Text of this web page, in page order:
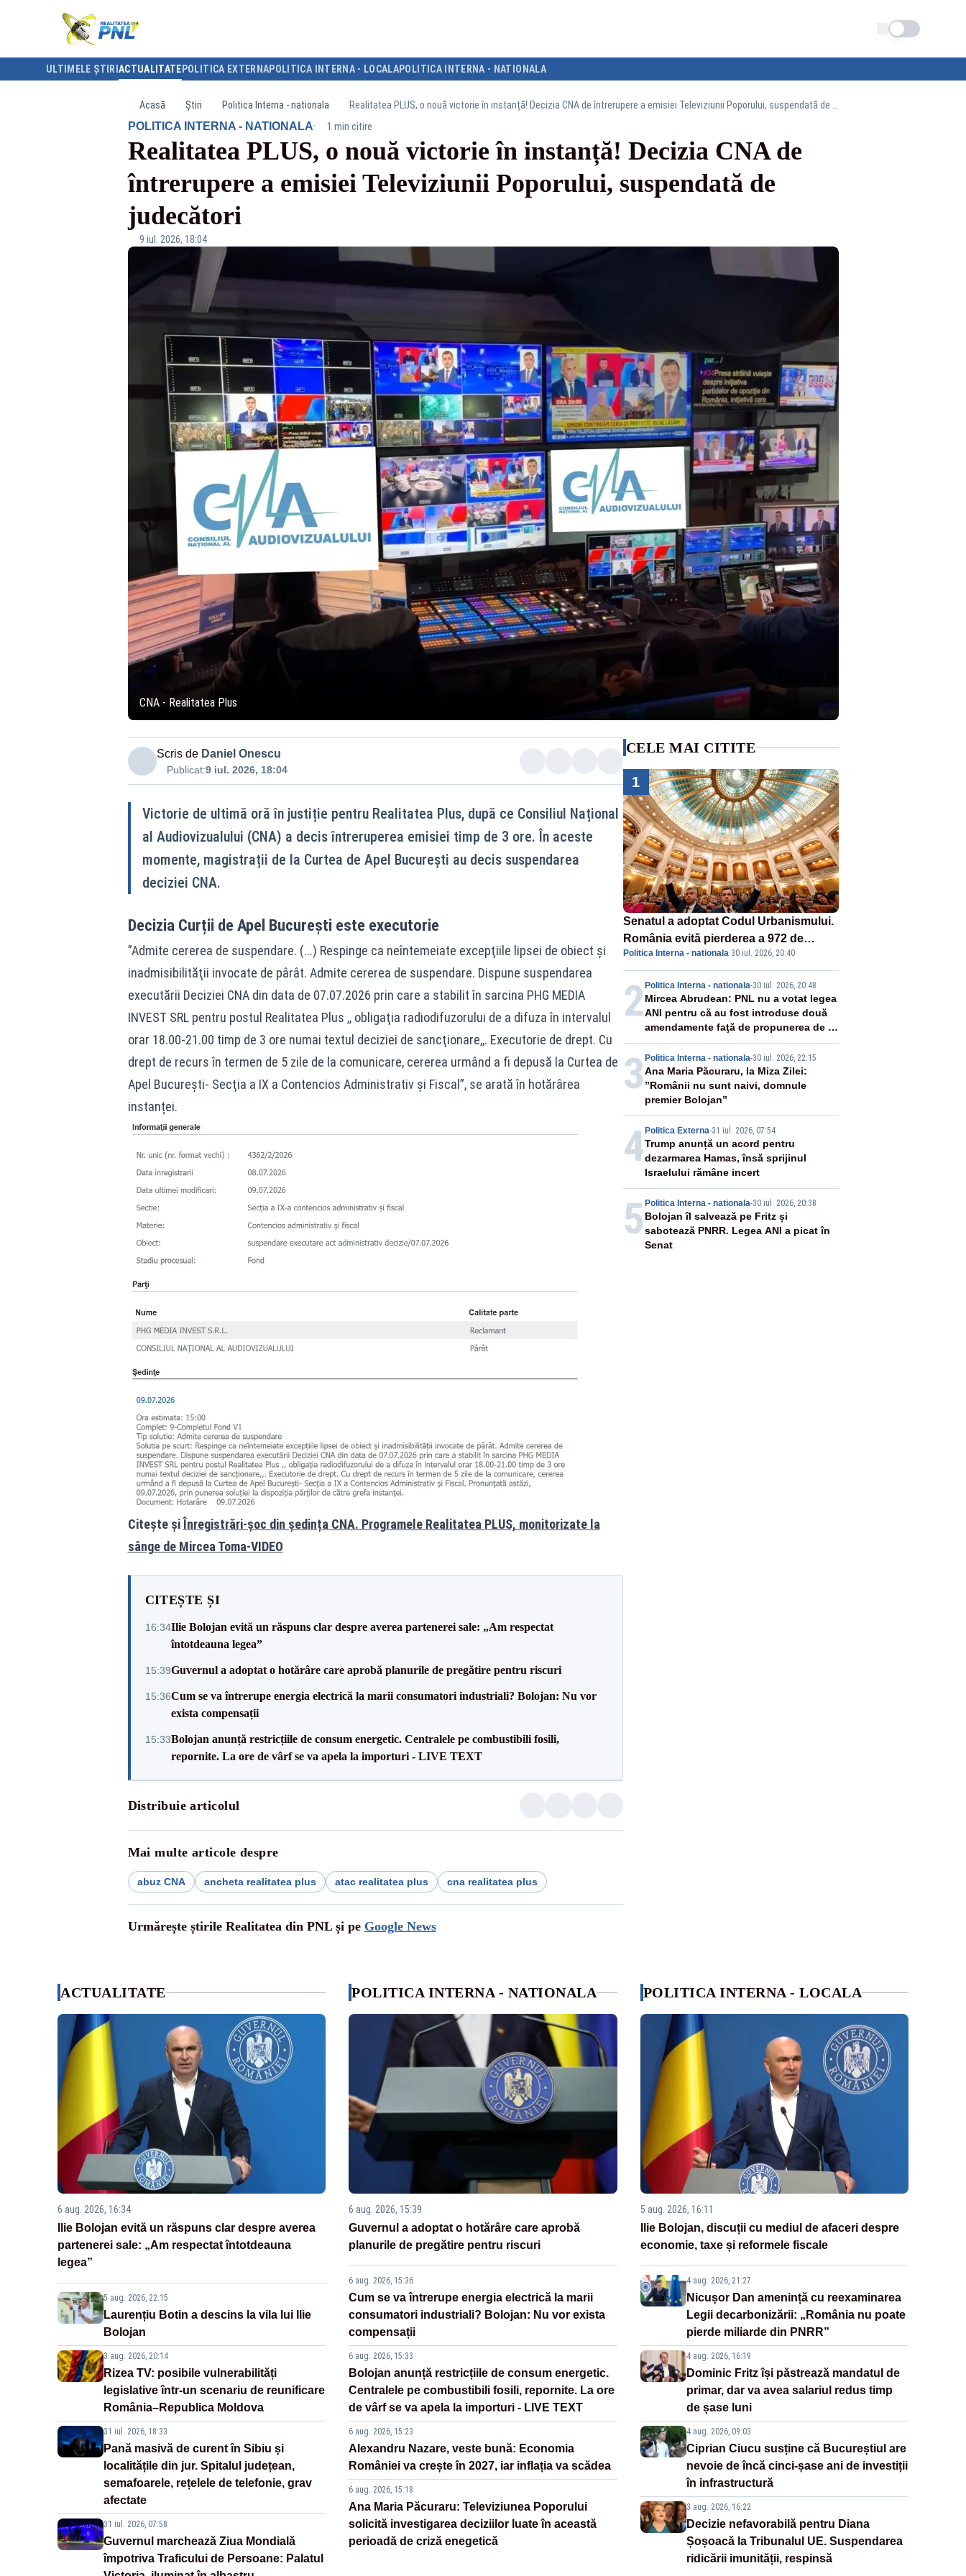
Schimba tema
ULTIMELE ȘTIRI ACTUALITATE POLITICA EXTERNAPOLITICA INTERNA - LOCALAPOLITICA INTERNA - NATIONALA
Acasă Știri Politica Interna - nationala
POLITICA INTERNA - NATIONALA· 1 min citire
Realitatea PLUS, o nouă victorie în instanță! Decizia CNA de
întrerupere a emisiei Televiziunii Poporului, suspendată de
judecători
9 iul. 2026, 18:04
CNA - Realitatea Plus
Scris de Daniel Onescu
Publicat:9 iul. 2026, 18:04
Victorie de ultimă oră în justiție pentru Realitatea Plus, după ce Consiliul Național
al Audiovizualului (CNA) a decis întreruperea emisiei timp de 3 ore. În aceste
momente, magistrații de la Curtea de Apel București au decis suspendarea
deciziei CNA.
Decizia Curții de Apel București este executorie
”Admite cererea de suspendare. (...) Respinge ca neîntemeiate excepţiile lipsei de obiect şi
inadmisibilităţii invocate de pârât. Admite cererea de suspendare. Dispune suspendarea
executării Deciziei CNA din data de 07.07.2026 prin care a stabilit în sarcina PHG MEDIA
INVEST SRL pentru postul Realitatea Plus ,, obligaţia radiodifuzorului de a difuza în intervalul
orar 18.00-21.00 timp de 3 ore numai textul deciziei de sancţionare,,. Executorie de drept. Cu
drept de recurs în termen de 5 zile de la comunicare, cererea urmând a fi depusă la Curtea de
Apel Bucureşti- Secţia a IX a Contencios Administrativ şi Fiscal”, se arată în hotărârea
instanței.
Citește și Înregistrări-șoc din ședința CNA. Programele Realitatea PLUS, monitorizate la
sânge de Mircea Toma-VIDEO
CITEȘTE ȘI
16:34Ilie Bolojan evită un răspuns clar despre averea partenerei sale: „Am respectat
întotdeauna legea”
15:39Guvernul a adoptat o hotărâre care aprobă planurile de pregătire pentru riscuri
15:36Cum se va întrerupe energia electrică la marii consumatori industriali? Bolojan: Nu vor
exista compensații
15:33Bolojan anunță restricțiile de consum energetic. Centralele pe combustibili fosili,
repornite. La ore de vârf se va apela la importuri - LIVE TEXT
Distribuie articolul
Mai multe articole despre
abuz CNA ancheta realitatea plus atac realitatea plus cna realitatea plus
Urmărește știrile Realitatea din PNL și pe Google News
CELE MAI CITITE
1
Senatul a adoptat Codul Urbanismului.
România evită pierderea a 972 de
milioane de euro din PNRR
Politica Interna - nationala·30 iul. 2026, 20:40
2 Politica Interna - nationala-30 iul. 2026, 20:48
Mircea Abrudean: PNL nu a votat legea
ANI pentru că au fost introduse două
amendamente faţă de propunerea de la
Camera Deputaţilor
3 Politica Interna - nationala-30 iul. 2026, 22:15
Ana Maria Păcuraru, la Miza Zilei:
”Românii nu sunt naivi, domnule
premier Bolojan”
4 Politica Externa-31 iul. 2026, 07:54
Trump anunță un acord pentru
dezarmarea Hamas, însă sprijinul
Israelului rămâne incert
5 Politica Interna - nationala-30 iul. 2026, 20:38
Bolojan îl salvează pe Fritz și
sabotează PNRR. Legea ANI a picat în
Senat
ACTUALITATE
6 aug. 2026, 16:34
Ilie Bolojan evită un răspuns clar despre averea
partenerei sale: „Am respectat întotdeauna
legea”
5 aug. 2026, 22:15
Laurențiu Botin a descins la vila lui Ilie
Bolojan
3 aug. 2026, 20:14
Rizea TV: posibile vulnerabilități
legislative într-un scenariu de reunificare
România–Republica Moldova
31 iul. 2026, 18:33
Pană masivă de curent în Sibiu și
localitățile din jur. Spitalul județean,
semafoarele, rețelele de telefonie, grav
afectate
31 iul. 2026, 07:58
Guvernul marchează Ziua Mondială
împotriva Traficului de Persoane: Palatul
POLITICA INTERNA - NATIONALA
6 aug. 2026, 15:39
Guvernul a adoptat o hotărâre care aprobă
planurile de pregătire pentru riscuri
6 aug. 2026, 15:36
Cum se va întrerupe energia electrică la marii
consumatori industriali? Bolojan: Nu vor exista
compensații
6 aug. 2026, 15:33
Bolojan anunță restricțiile de consum energetic.
Centralele pe combustibili fosili, repornite. La ore
de vârf se va apela la importuri - LIVE TEXT
6 aug. 2026, 15:23
Alexandru Nazare, veste bună: Economia
României va crește în 2027, iar inflația va scădea
6 aug. 2026, 15:18
Ana Maria Păcuraru: Televiziunea Poporului
solicită investigarea deciziilor luate în această
perioadă de criză enegetică
POLITICA INTERNA - LOCALA
5 aug. 2026, 16:11
Ilie Bolojan, discuții cu mediul de afaceri despre
economie, taxe și reformele fiscale
4 aug. 2026, 21:27
Nicușor Dan amenință cu reexaminarea
Legii decarbonizării: „România nu poate
pierde miliarde din PNRR”
4 aug. 2026, 16:19
Dominic Fritz își păstrează mandatul de
primar, dar va avea salariul redus timp
de șase luni
4 aug. 2026, 09:03
Ciprian Ciucu susține că Bucureștiul are
nevoie de încă cinci-șase ani de investiții
în infrastructură
3 aug. 2026, 16:22
Decizie nefavorabilă pentru Diana
Șoșoacă la Tribunalul UE. Suspendarea
ridicării imunității, respinsă